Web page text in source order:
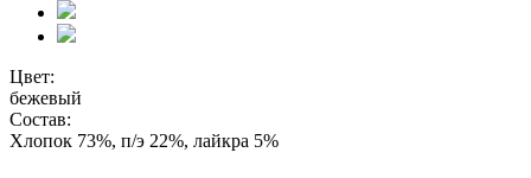
Цвет:
бежевый
Состав:
Хлопок 73%, п/э 22%, лайкра 5%